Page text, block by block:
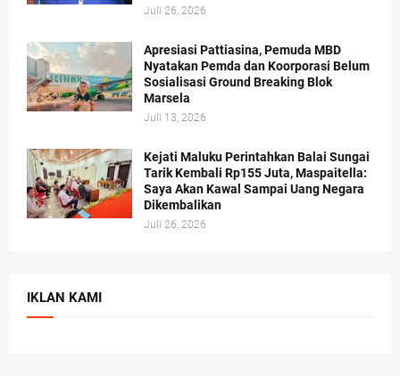
Juli 26, 2026
Apresiasi Pattiasina, Pemuda MBD
Nyatakan Pemda dan Koorporasi Belum
Sosialisasi Ground Breaking Blok
Marsela
Juli 13, 2026
Kejati Maluku Perintahkan Balai Sungai
Tarik Kembali Rp155 Juta, Maspaitella:
Saya Akan Kawal Sampai Uang Negara
Dikembalikan
Juli 26, 2026
IKLAN KAMI